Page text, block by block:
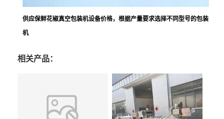
供应保鲜花椒真空包装机设备价格，根据产量要求选择不同型号的包装
机
相关产品：